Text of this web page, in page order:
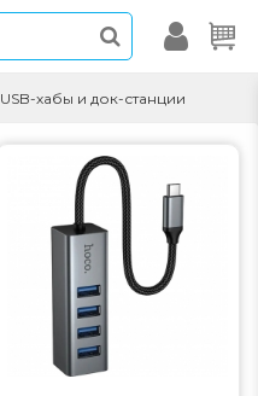
USB-хабы и док-станции